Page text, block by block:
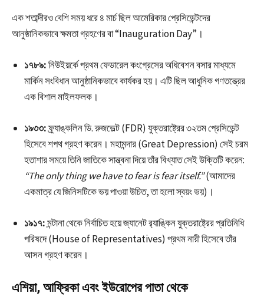
এক শতাব্দীরও বেশি সময় ধরে ৪ মার্চ ছিল আমেরিকার প্রেসিডেন্টদের
আনুষ্ঠানিকভাবে ক্ষমতা গ্রহণের বা “Inauguration Day”।
১৭৮৯:নিউইয়র্কে প্রথম ফেডারেল কংগ্রেসের অধিবেশন বসার মাধ্যমে
মার্কিন সংবিধান আনুষ্ঠানিকভাবে কার্যকর হয়। এটি ছিল আধুনিক গণতন্ত্রের
এক বিশাল মাইলফলক।
১৯৩৩:ফ্র্যাঙ্কলিন ডি. রুজভেল্ট (FDR) যুক্তরাষ্ট্রের ৩২তম প্রেসিডেন্ট
হিসেবে শপথ গ্রহণ করেন। মহামন্দার (Great Depression) সেই চরম
হতাশার সময়ে তিনি জাতিকে সান্ত্বনা দিয়ে তাঁর বিখ্যাত সেই উক্তিটি করেন:
“The only thing we have to fear is fear itself.”(আমাদের
একমাত্র যে জিনিসটিকে ভয় পাওয়া উচিত, তা হলো স্বয়ং ভয়)।
১৯১৭:মন্টানা থেকে নির্বাচিত হয়ে জ্যানেট র‍্যাঙ্কিন যুক্তরাষ্ট্রের প্রতিনিধি
পরিষদে (House of Representatives) প্রথম নারী হিসেবে তাঁর
আসন গ্রহণ করেন।
এশিয়া, আফ্রিকা এবং ইউরোপের পাতা থেকে